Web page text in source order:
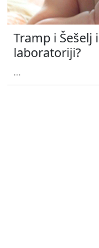
Tramp i Šešelj
laboratoriji?
...